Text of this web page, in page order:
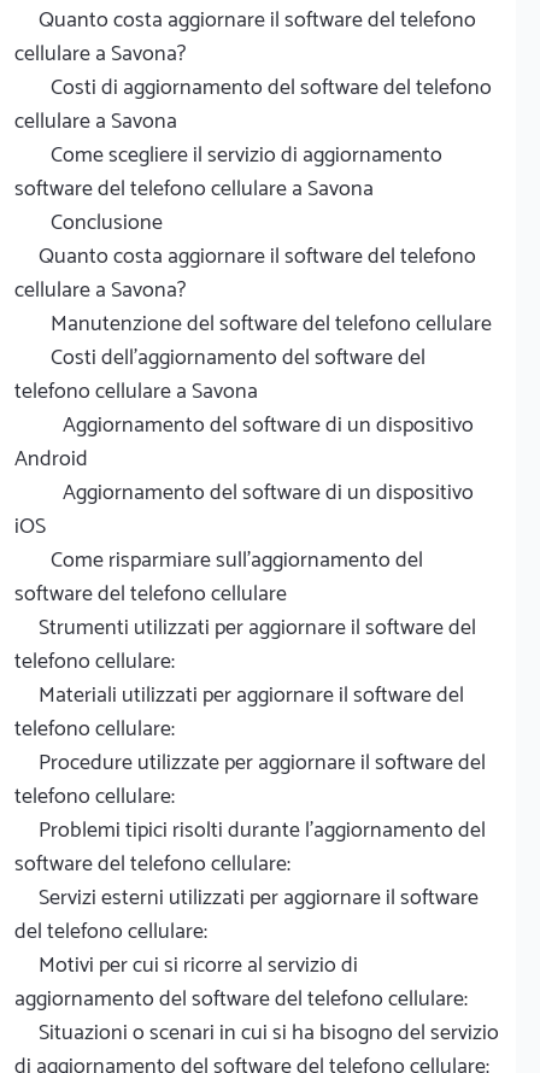
Quanto costa aggiornare il software del telefono
cellulare a Savona?
Costi di aggiornamento del software del telefono
cellulare a Savona
Come scegliere il servizio di aggiornamento
software del telefono cellulare a Savona
Conclusione
Quanto costa aggiornare il software del telefono
cellulare a Savona?
Manutenzione del software del telefono cellulare
Costi dell'aggiornamento del software del
telefono cellulare a Savona
Aggiornamento del software di un dispositivo
Android
Aggiornamento del software di un dispositivo
iOS
Come risparmiare sull'aggiornamento del
software del telefono cellulare
Strumenti utilizzati per aggiornare il software del
telefono cellulare:
Materiali utilizzati per aggiornare il software del
telefono cellulare:
Procedure utilizzate per aggiornare il software del
telefono cellulare:
Problemi tipici risolti durante l'aggiornamento del
software del telefono cellulare:
Servizi esterni utilizzati per aggiornare il software
del telefono cellulare:
Motivi per cui si ricorre al servizio di
aggiornamento del software del telefono cellulare:
Situazioni o scenari in cui si ha bisogno del servizio